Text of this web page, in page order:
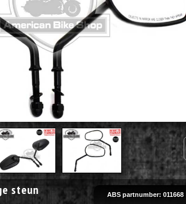
steun ABS partnumber: 011668